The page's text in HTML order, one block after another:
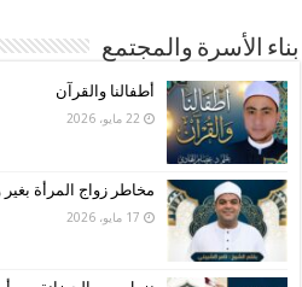
بناء الأسرة والمجتمع
أطفالنا والقرآن
22 مايو، 2026
مخاطر زواج المرأة
17 مايو، 2026